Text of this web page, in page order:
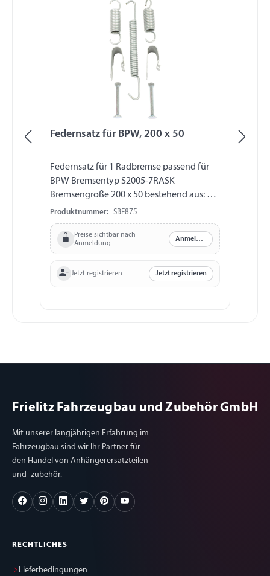
Federnsatz für BPW, 200 x 50
Federnsatz für 1 Radbremse passend für
BPW Bremsentyp S2005-7RASK
Bremsengröße 200 x 50 bestehend aus: 2 x
Spannfeder 03.352.00.04.0 (4017029) 1 x
Zugfeder 03.397.21.16.0 (4017090) 1 x
Zugfeder 03.397.10.02.0 (4017082) 1 x
Zugfeder 03.397.10.03.0 (4017083) 2 x
Spannstift 03.001.08.14.0 (4015117)
Produktnummer: SBF875
Preise sichtbar nach
Anmeldung
Anmelden
Jetzt registrieren Jetzt registrieren
Frielitz Fahrzeugbau und Zubehör GmbH
Mit unserer langjährigen Erfahrung im
Fahrzeugbau sind wir Ihr Partner für
den Handel von Anhängerersatzteilen
und -zubehör.
RECHTLICHES
Lieferbedingungen